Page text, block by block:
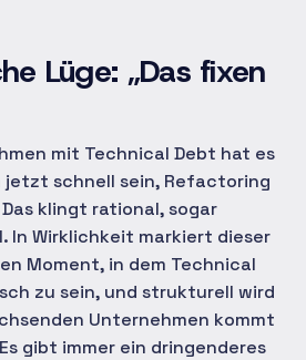
Lüge: „Das fixen
mit Technical Debt hat es
jetzt schnell sein, Refactoring
Das klingt rational, sogar
In Wirklichkeit markiert dieser
Moment, in dem Technical
zu sein, und strukturell wird
Unternehmen kommt
gibt immer ein dringenderes